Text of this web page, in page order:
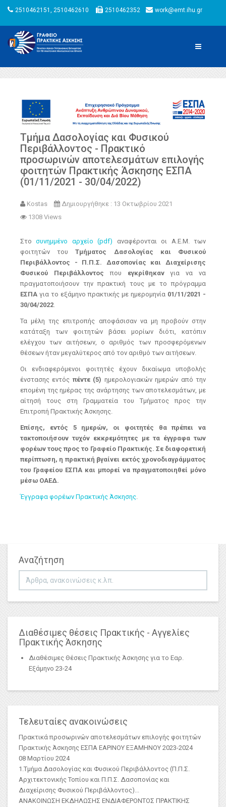
2510462151, 2510462610 2510462352 work@emt.ihu.gr
Τμήμα Δασολογίας και Φυσικού
Περιβάλλοντος - Πρακτικό
προσωρινών αποτελεσμάτων επιλογής
φοιτητών Πρακτικής Άσκησης ΕΣΠΑ
(01/11/2021 - 30/04/2022)
Kostas
Δημιουργήθηκε : 13 Οκτωβρίου 2021
1308 Views
Στοσυνημμένο αρχείο (pdf) αναφέρονται οι Α.Ε.Μ. των
φοιτητών τουΤμήματος Δασολογίας και Φυσικού
Περιβάλλοντος - Π.Π.Σ. Δασοπονίας και Διαχείρισης
Φυσικού Περιβάλλοντος που εγκρίθηκανγια να να
πραγματοποιήσουν την πρακτική τους με το πρόγραμμα
ΕΣΠΑ για το εξάμηνο πρακτικής με ημερομηνία 01/11/2021 -
30/04/2022.
Τα μέλη της επιτροπής αποφάσισαν να μη προβούν στην
κατάταξη των φοιτητών βάσει μορίων διότι, κατόπιν
ελέγχου των αιτήσεων, ο αριθμός των προσφερόμενων
θέσεων ήταν μεγαλύτερος από τον αριθμό των αιτήσεων.
Οι ενδιαφερόμενοι φοιτητές έχουν δικαίωμα υποβολής
ένστασης εντός πέντε (5) ημερολογιακών ημερών από την
επομένη της ημέρας της ανάρτησης των αποτελεσμάτων, με
αίτησή τους στη Γραμματεία του Τμήματος προς την
Επιτροπή Πρακτικής Άσκησης.
Επίσης, εντός 5 ημερών, οι φοιτητές θα πρέπει να
τακτοποιήσουν τυχόν εκκρεμότητες με τα έγγραφα των
φορέων τους προς το Γραφείο Πρακτικής. Σε διαφορετική
περίπτωση, η πρακτική βγαίνει εκτός χρονοδιαγράμματος
του Γραφείου ΕΣΠΑ και μπορεί να πραγματοποιηθεί μόνο
μέσω ΟΑΕΔ.
Έγγραφα φορέων Πρακτικής Άσκησης.
Αναζήτηση
Αναζήτηση...
Διαθέσιμες θέσεις Πρακτικής - Αγγελίες
Πρακτικής Άσκησης
Διαθέσιμες Θέσεις Πρακτικής Άσκησης για το Εαρ.
Εξάμηνο 23-24
Τελευταίες ανακοινώσεις
Πρακτικά προσωρινών αποτελεσμάτων επιλογής φοιτητών
Πρακτικής Άσκησης ΕΣΠΑ ΕΑΡΙΝΟΥ ΕΞΑΜΗΝΟΥ 2023-2024
08 Μαρτίου 2024
1.Τμήμα Δασολογίας και Φυσικού Περιβάλλοντος (Π.Π.Σ.
Αρχιτεκτονικής Τοπίου και Π.Π.Σ. Δασοπονίας και
Διαχείρισης Φυσικού Περιβάλλοντος)...
ΑΝΑΚΟΙΝΩΣΗ ΕΚΔΗΛΩΣΗΣ ΕΝΔΙΑΦΕΡΟΝΤΟΣ ΠΡΑΚΤΙΚΗΣ